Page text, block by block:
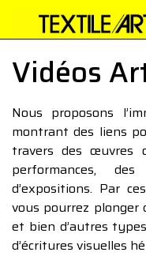
Vidéos
Nous proposons
montrant des liens
travers des œuvres
performances,
d’expositions. Par
vous pourrez plonger
et bien d’autres
d’écritures visuelles